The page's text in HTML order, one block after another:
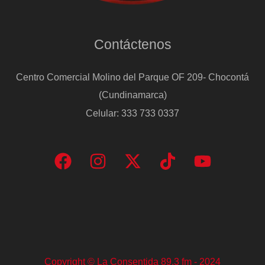
Contáctenos
Centro Comercial Molino del Parque OF 209- Chocontá
(Cundinamarca)
Celular: 333 733 0337
Copyright © La Consentida 89.3 fm - 2024